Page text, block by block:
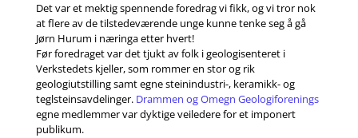
Det var et mektig spennende foredrag vi fikk, og vi tror nok
at flere av de tilstedeværende unge kunne tenke seg å gå
Jørn Hurum i næringa etter hvert!
Før foredraget var det tjukt av folk i geologisenteret i
Verkstedets kjeller, som rommer en stor og rik
geologiutstilling samt egne steinindustri-, keramikk- og
teglsteinsavdelinger. Drammen og Omegn Geologiforenings
egne medlemmer var dyktige veiledere for et imponert
publikum.